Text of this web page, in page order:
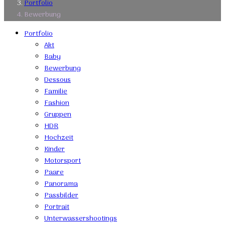
Portfolio
Bewerbung
Portfolio
Akt
Baby
Bewerbung
Dessous
Familie
Fashion
Gruppen
HDR
Hochzeit
Kinder
Motorsport
Paare
Panorama
Passbilder
Portrait
Unterwassershootings